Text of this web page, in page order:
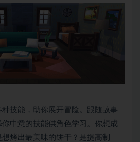
技能，助你展开冒险。跟随故事
中意的技能供角色学习。你想成
烤出最美味的饼干？是提高制